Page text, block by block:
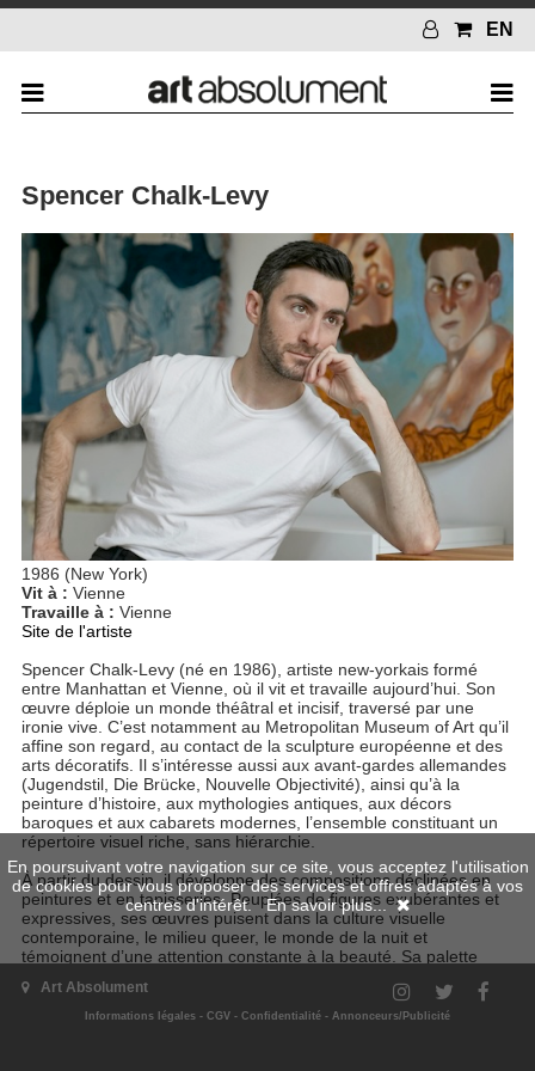
EN
Spencer Chalk-Levy
1986 (New York)
Vit à : Vienne
Travaille à : Vienne
Site de l'artiste
Spencer Chalk-Levy (né en 1986), artiste new-yorkais formé
entre Manhattan et Vienne, où il vit et travaille aujourd’hui. Son
œuvre déploie un monde théâtral et incisif, traversé par une
ironie vive. C’est notamment au Metropolitan Museum of Art qu’il
affine son regard, au contact de la sculpture européenne et des
arts décoratifs. Il s’intéresse aussi aux avant-gardes allemandes
(Jugendstil, Die Brücke, Nouvelle Objectivité), ainsi qu’à la
peinture d’histoire, aux mythologies antiques, aux décors
baroques et aux cabarets modernes, l’ensemble constituant un
répertoire visuel riche, sans hiérarchie.
À partir du dessin, il développe des compositions déclinées en
peintures et en tapisseries. Peuplées de figures exubérantes et
expressives, ses œuvres puisent dans la culture visuelle
contemporaine, le milieu queer, le monde de la nuit et
témoignent d’une attention constante à la beauté. Sa palette
des relations sociales, où chacun est à la fois acteur et
spectateur. Comme l’écrit Judith Prigent : « Des centaines d’yeux
Art Absolument
Informations légales - CGV - Confidentialité - Annonceurs/Publicité
En poursuivant votre navigation sur ce site, vous acceptez l'utilisation
de cookies pour vous proposer des services et offres adaptés à vos
centres d'intérêt.En savoir plus...